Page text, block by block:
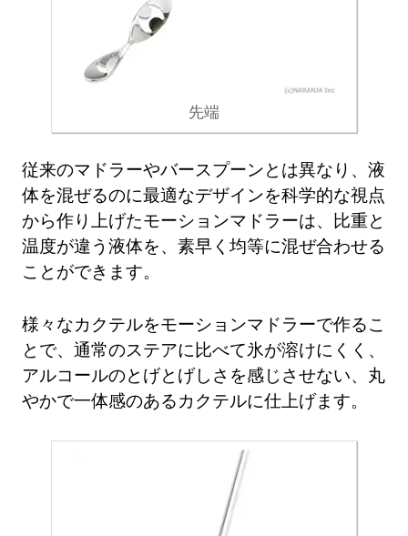
先端
従来のマドラーやバースプーンとは異なり、液
体を混ぜるのに最適なデザインを科学的な視点
から作り上げたモーションマドラーは、比重と
温度が違う液体を、素早く均等に混ぜ合わせる
ことができます。
様々なカクテルをモーションマドラーで作るこ
とで、通常のステアに比べて氷が溶けにくく、
アルコールのとげとげしさを感じさせない、丸
やかで一体感のあるカクテルに仕上げます。